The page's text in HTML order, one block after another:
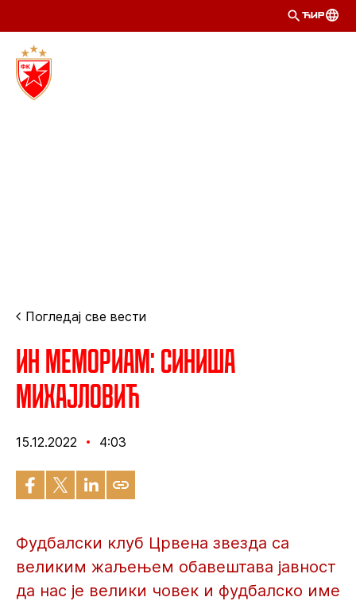
ЋИР
Погледај све вести
ИН МЕМОРИАМ: Синиша
Михајловић
15.12.2022 4:03
Фудбалски клуб Црвена звезда са
великим жаљењем обавештава јавност
да нас је велики човек и фудбалско име